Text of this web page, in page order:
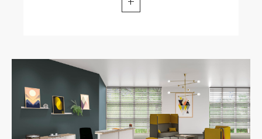
modifiée par la loi n° 2004-801 du 6 août 2004
11. LEXIQUE.
Utilisateur : Internaute se connectant, utilisant
le site susnommé. Informations personnelles :
« les informations qui permettent, sous quelque
forme que ce soit, directement ou non,
l’identification des personnes physiques